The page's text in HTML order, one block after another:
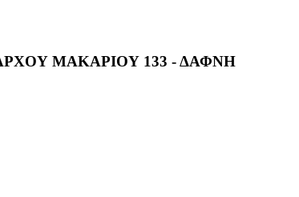
ΜΑΚΑΡΙΟΥ 133 - ΔΑΦΝΗ